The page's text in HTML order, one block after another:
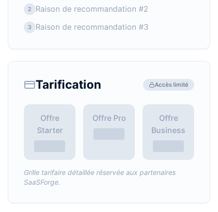
2 Raison de recommandation #2
3 Raison de recommandation #3
Tarification Accès limité
Offre
Starter
Offre Pro
Offre
Business
Grille tarifaire détaillée réservée aux partenaires
SaaSForge.